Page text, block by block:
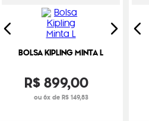
BOLSA KIPLING MINTA L
R$899,00
ou 6x de R$ 149,83